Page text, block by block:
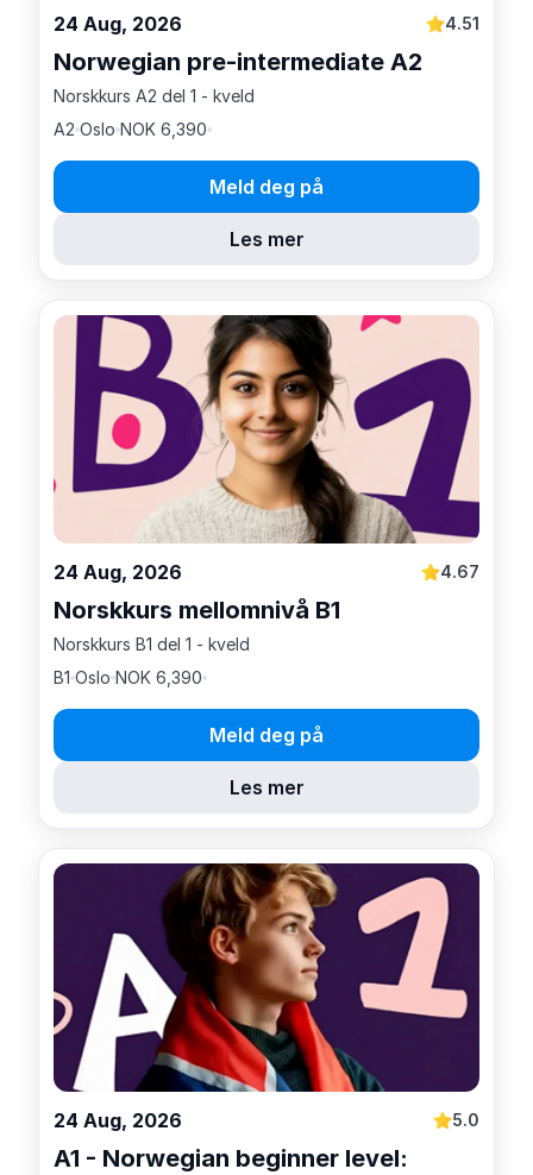
24 Aug, 2026 4.51
Norwegian pre-intermediate A2
Norskkurs A2 del 1 - kveld
A2 Oslo NOK 6,390
Meld deg på
Les mer
24 Aug, 2026 4.67
Norskkurs mellomnivå B1
Norskkurs B1 del 1 - kveld
B1 Oslo NOK 6,390
Meld deg på
Les mer
24 Aug, 2026 5.0
A1 - Norwegian beginner level: